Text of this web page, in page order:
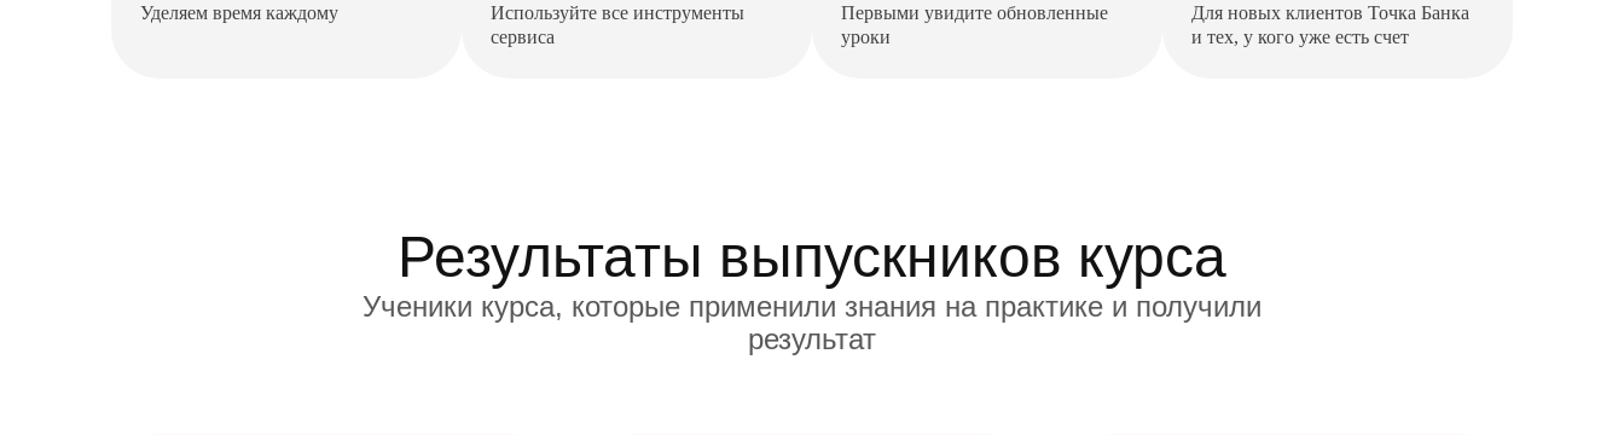
Уделяем время каждому
Используйте все инструменты
сервиса
Первыми увидите обновленные
уроки
Для новых клиентов Точка Банка
и тех, у кого уже есть счет
Результаты выпускников курса
Ученики курса, которые применили знания на практике и получили
результат